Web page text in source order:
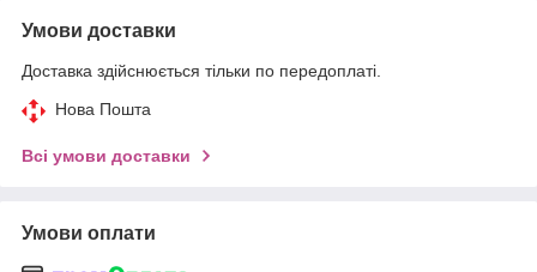
Умови доставки
Доставка здійснюється тільки по передоплаті.
Нова Пошта
Всі умови доставки
Умови оплати